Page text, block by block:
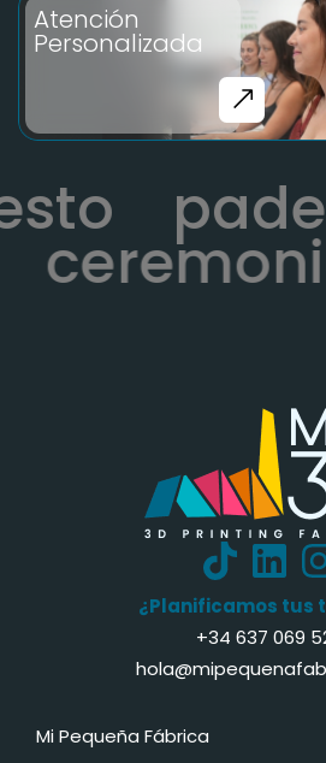
Atención
Personalizada
¿Planificamos tus
+34 637 069
Mi Pequeña Fábrica